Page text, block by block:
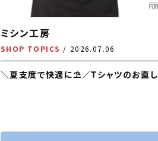
ミシン工房
SHOP TOPICS 2026.07.06
＼夏支度で快適に⛱️／Ｔシャツのお直し